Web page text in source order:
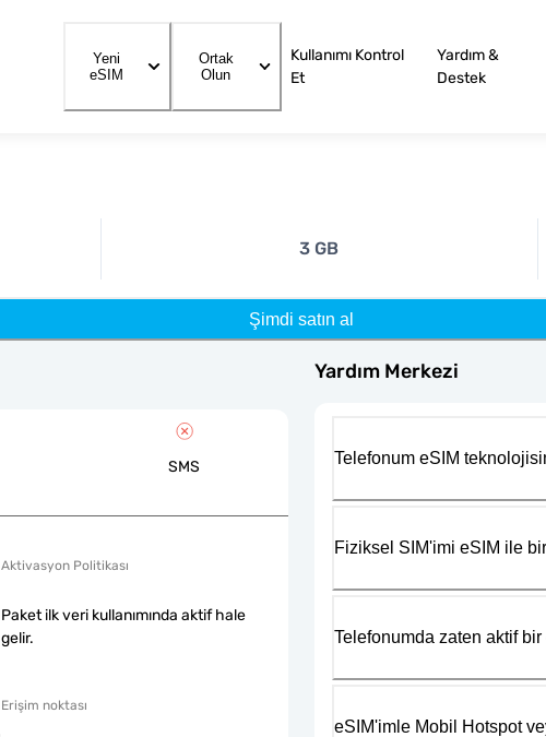
Yeni
eSIM
Ortak
Olun
Kullanımı Kontrol
Et
Yardım &
Destek
3 GB
Şimdi satın al
SMS
Aktivasyon Politikası
Paket ilk veri kullanımında aktif hale
gelir.
Erişim noktası
Yardım Merkezi
Telefonum eSIM
Fiziksel SIM'imi eSIM ile
Telefonumda zaten aktif
eSIM'imle Mobil Hotspot